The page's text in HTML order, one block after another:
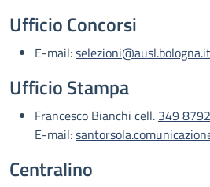
Ufficio Concorsi
E-mail:selezioni@ausl.bologna.it
Ufficio Stampa
Francesco Bianchi cell. 349
E-mail:
Centralino